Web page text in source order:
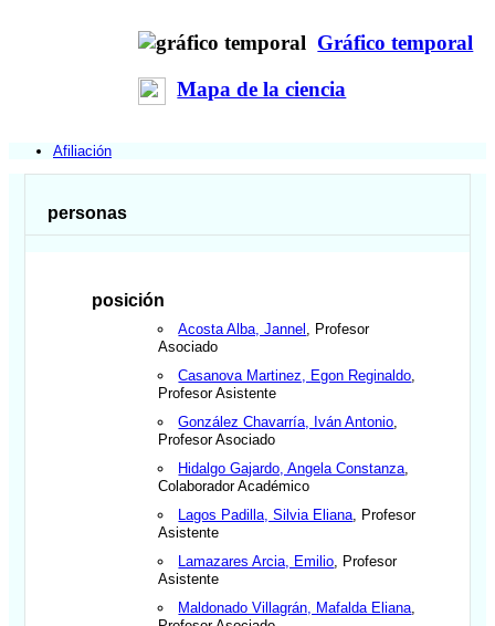
Gráfico temporal
Mapa de la ciencia
Afiliación
personas
posición
Acosta Alba, Jannel
, Profesor
Asociado
Casanova Martinez, Egon Reginaldo
Profesor Asistente
González Chavarría, Iván Antonio
Profesor Asociado
Hidalgo Gajardo, Angela Constanza
Colaborador Académico
Lagos Padilla, Silvia Eliana , Profesor
Asistente
Lamazares Arcia, Emilio , Profesor
Asistente
Maldonado Villagrán, Mafalda Eliana